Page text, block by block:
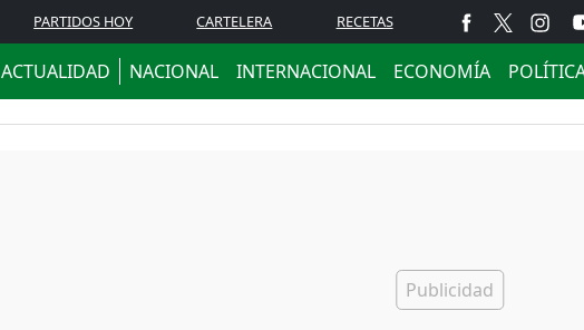
PARTIDOS HOY CARTELERA RECETAS
ACTUALIDAD NACIONAL INTERNACIONAL ECONOMÍA